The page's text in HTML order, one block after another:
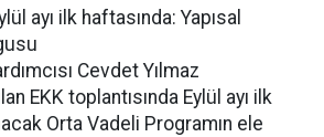
ayı ilk haftasında: Yapısal
Cevdet Yılmaz
EKK toplantısında Eylül ayı ilk
Orta Vadeli Programın ele